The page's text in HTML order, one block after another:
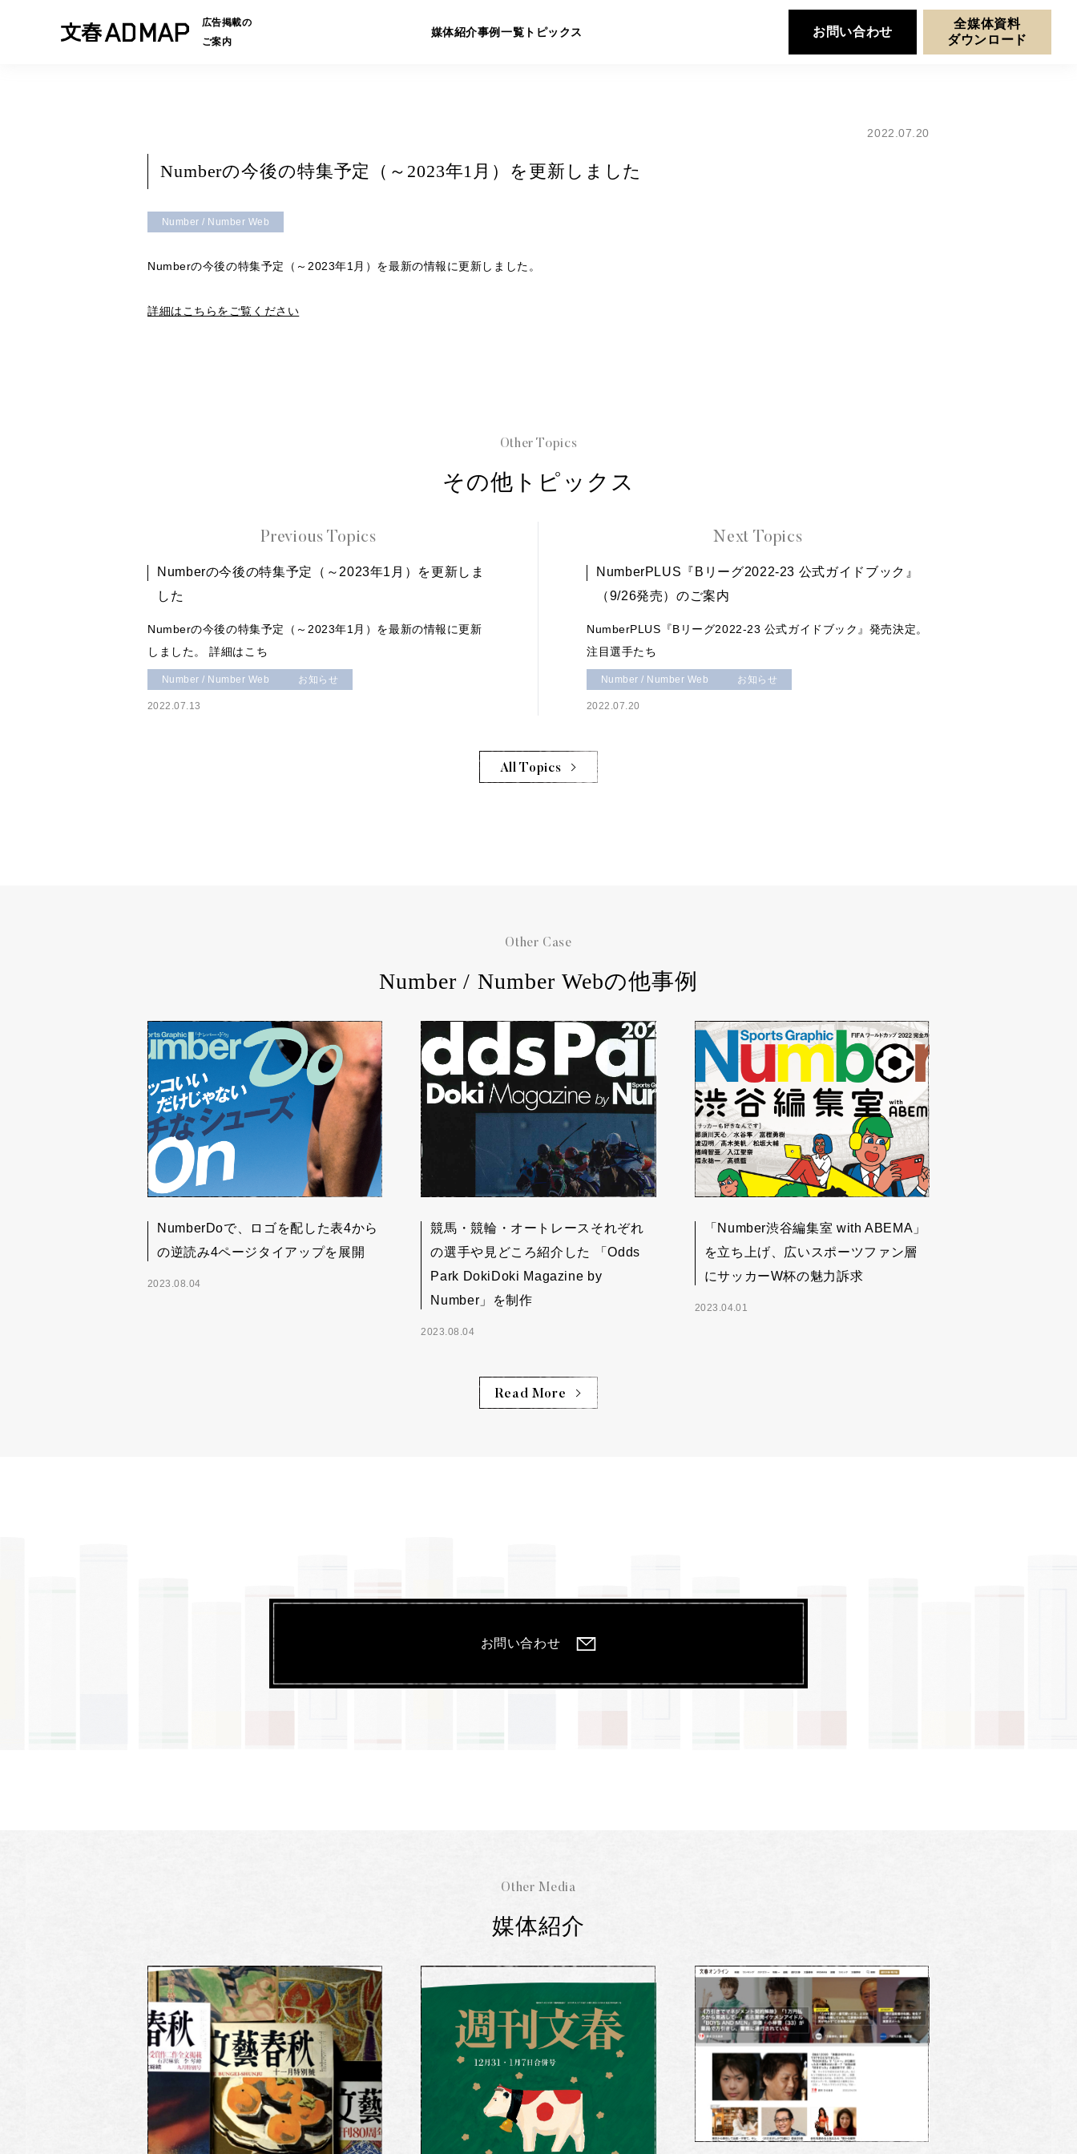
広告掲載の
ご案内
媒体紹介事例一覧 トピックス お問い合わせ
全媒体資料
ダウンロード
2022.07.20
Numberの今後の特集予定（～2023年1月）を更新しました
Number / Number Web
Numberの今後の特集予定（～2023年1月）を最新の情報に更新しました。
詳細はこちらをご覧ください
Other Topics
その他トピックス
Previous Topics
Numberの今後の特集予定（～2023年1月）を更新しま
した
Numberの今後の特集予定（～2023年1月）を最新の情報に更新
しました。 詳細はこち
Number / Number Web お知らせ
2022.07.13
Next Topics
NumberPLUS『Bリーグ2022-23 公式ガイドブック』
（9/26発売）のご案内
NumberPLUS『Bリーグ2022-23 公式ガイドブック』発売決定。
注目選手たち
Number / Number Web お知らせ
2022.07.20
All Topics
Other Case
Number / Number Webの他事例
NumberDoで、ロゴを配した表4から
の逆読み4ページタイアップを展開
2023.08.04
競馬・競輪・オートレースそれぞれ
の選手や見どころ紹介した 「Odds
Park DokiDoki Magazine by
Number」を制作
2023.08.04
「Number渋谷編集室 with ABEMA」
を立ち上げ、広いスポーツファン層
にサッカーW杯の魅力訴求
2023.04.01
Read More
お問い合わせ
Other Media
媒体紹介